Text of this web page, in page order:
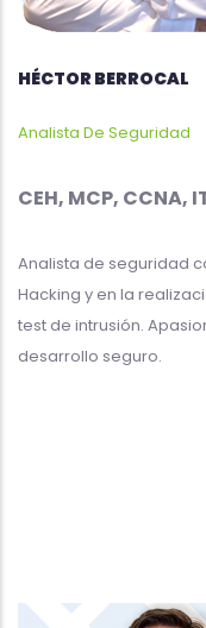
HÉCTOR BERROCAL
Analista De Seguridad
CEH, MCP, CCNA,
Analista de seguridad
Hacking y en la
test de intrusión.
desarrollo seguro.